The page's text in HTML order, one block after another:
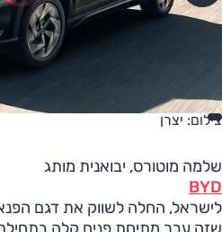
צילום: יצרן
שלמה מוטורס, יבואנית מותג
BYD
שזה עבר מתיחת פנים קלה